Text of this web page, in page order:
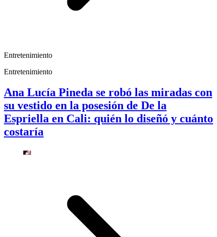
Entretenimiento
Entretenimiento
Ana Lucía Pineda se robó las miradas con
su vestido en la posesión de De la
Espriella en Cali: quién lo diseñó y cuánto
costaría